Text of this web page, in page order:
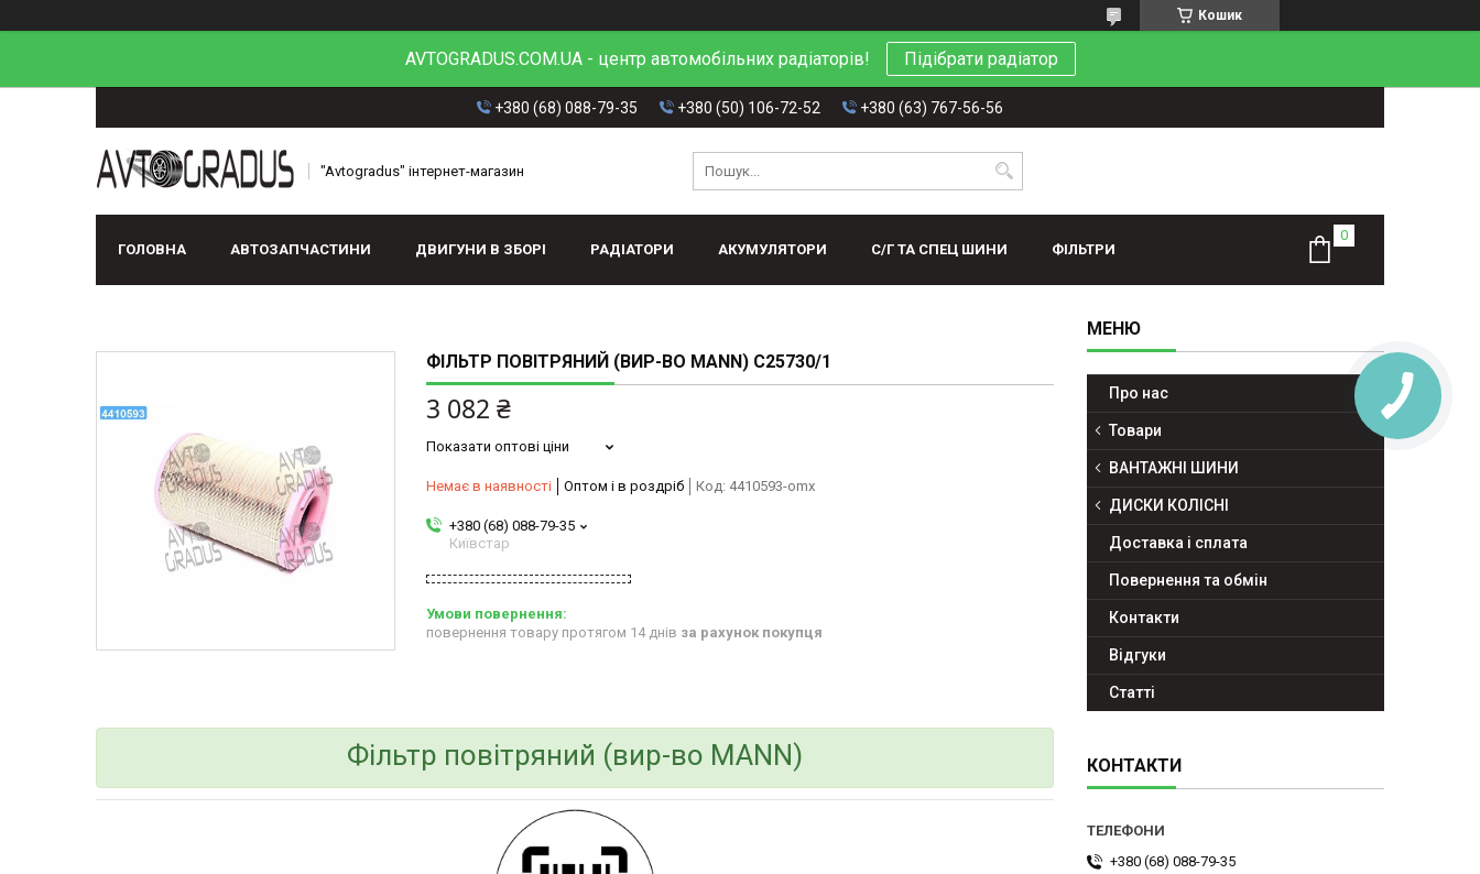
Кошик
AVTOGRADUS.COM.UA - центр автомобільних радіаторів! Підібрати радіатор
+380 (68) 088-79-35 +380 (50) 106-72-52 +380 (63) 767-56-56
"Avtogradus" інтернет-магазин
ГОЛОВНА АВТОЗАПЧАСТИНИ ДВИГУНИ В ЗБОРІ РАДІАТОРИ АКУМУЛЯТОРИ С/Г ТА СПЕЦ ШИНИ ФІЛЬТРИ
ФІЛЬТР ПОВІТРЯНИЙ (ВИР-ВО MANN) C25730/1
3 082 ₴
Показати оптові ціни
Немає в наявності Оптом і в роздріб Код: 4410593-omx
+380 (68) 088-79-35
Київстар
повернення товару протягом 14 днів за рахунок покупця
Фільтр повітряний (вир-во MANN)
Про нас
Товари
ВАНТАЖНІ ШИНИ
ДИСКИ КОЛІСНІ
Доставка і сплата
Повернення та обмін
Контакти
Відгуки
Статті
КОНТАКТИ
+380 (68) 088-79-35